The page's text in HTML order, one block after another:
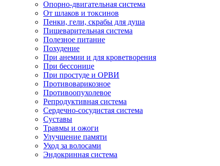
Опорно-двигательная система
От шлаков и токсинов
Пенки, гели, скрабы для душа
Пищеварительная система
Полезное питание
Похудение
При анемии и для кроветворения
При бессонице
При простуде и ОРВИ
Противоварикозное
Противоопухолевое
Репродуктивная система
Сердечно-сосудистая система
Суставы
Травмы и ожоги
Улучшение памяти
Уход за волосами
Эндокринная система